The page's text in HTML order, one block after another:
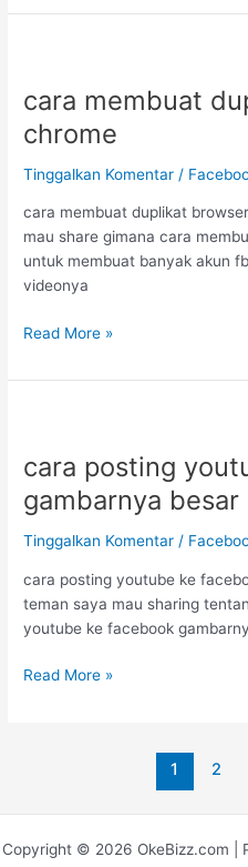
cara membuat
chrome
Tinggalkan Komentar /
cara membuat duplikat
mau share gimana cara
untuk membuat banyak akun
videonya
duplikat
browser
di
chrome
Read More »
cara posting
gambarnya besar
Tinggalkan Komentar /
cara posting youtube ke
teman saya mau sharing
youtube ke facebook
youtube
facebook
gambarnya
Read More »
1 2
Copyright © 2026 OkeBizz.com |